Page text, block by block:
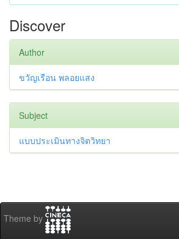
Discover
Author
ขวัญเรือน พลอยแสง
Subject
แบบประเมินทางจิตวิทยา
Theme by